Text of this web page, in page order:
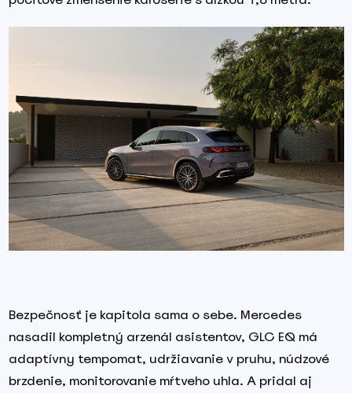
Bezpečnosť je kapitola sama o sebe. Mercedes
nasadil kompletný arzenál asistentov, GLC EQ má
adaptívny tempomat, udržiavanie v pruhu, núdzové
brzdenie, monitorovanie mŕtveho uhla. A pridal aj